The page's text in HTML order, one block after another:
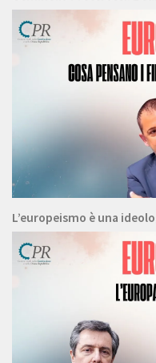
L’europeismo è una